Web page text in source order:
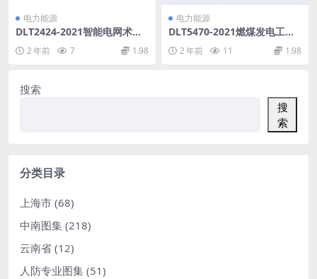
电力能源
DLT2424-2021智能电网术语
2 年前 7 1.98
电力能源
DLT5470-2021燃煤发电工程
建设预算项目划分导则(13.57
MB)pdf
2 年前 11 1.98
搜索
搜
索
分类目录
上海市 (68)
中南图集 (218)
云南省 (12)
人防专业图集 (51)